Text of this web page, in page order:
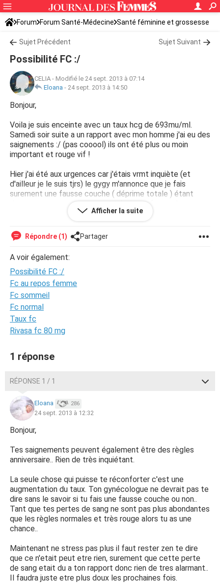
Forum Forum Santé-Médecine Santé féminine et grossesse
Sujet Précédent Sujet Suivant
Possibilité FC :/
CELIA - Modifié le 24 sept. 2013 à 07:14
Eloana - 24 sept. 2013 à 14:50
Bonjour,
Voila je suis enceinte avec un taux hcg de 693mu/ml.
Samedi soir suite a un rapport avec mon homme j'ai eu des
saignements :/ (pas cooool) ils ont été plus ou moin
important et rouge vif !
Hier j'ai été aux urgences car j'étais vrmt inquiète (et
d'ailleur je le suis tjrs) le gygy m'annonce que je fais
surement une fausse couche ( déprime totale ) étant
donner que ma grossesse est très jeune (entre deux et
trois semaines) il n'a pas pu me donner la certitude de ses
si m on taux chute ou non...
quelqu'un a t-il vécu quelque chose de similaire?? j'attend
vos réponses merci les girls <3
Afficher la suite
Répondre (1) Partager
A voir également:
Possibilité FC :/
Fc au repos femme
Fc sommeil
Fc normal
Taux fc
Rivasa fc 80 mg
1 réponse
RÉPONSE 1 / 1
Eloana 286
24 sept. 2013 à 12:32
Bonjour,
Tes saignements peuvent également être des règles
anniversaire.. Rien de très inquiétant.
La seule chose qui puisse te réconforter c'est une
augmentation du taux. Ton gynécologue ne devrait pas te
dire sans le savoir si tu fais une fausse couche ou non..
Tant que tes pertes de sang ne sont pas plus abondantes
que les règles normales et très rouge alors tu as une
chance..
Maintenant ne stress pas plus il faut rester zen te dire
que ce n'etait peut etre rien, surement que cette perte
de sang etait du a ton rapport donc rien de tres alarmant..
Il faudra juste etre plus doux les prochaines fois.